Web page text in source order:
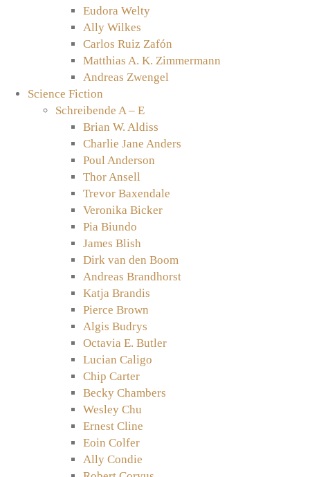
Eudora Welty
Ally Wilkes
Carlos Ruiz Zafón
Matthias A. K. Zimmermann
Andreas Zwengel
Science Fiction
Schreibende A – E
Brian W. Aldiss
Charlie Jane Anders
Poul Anderson
Thor Ansell
Trevor Baxendale
Veronika Bicker
Pia Biundo
James Blish
Dirk van den Boom
Andreas Brandhorst
Katja Brandis
Pierce Brown
Algis Budrys
Octavia E. Butler
Lucian Caligo
Chip Carter
Becky Chambers
Wesley Chu
Ernest Cline
Eoin Colfer
Ally Condie